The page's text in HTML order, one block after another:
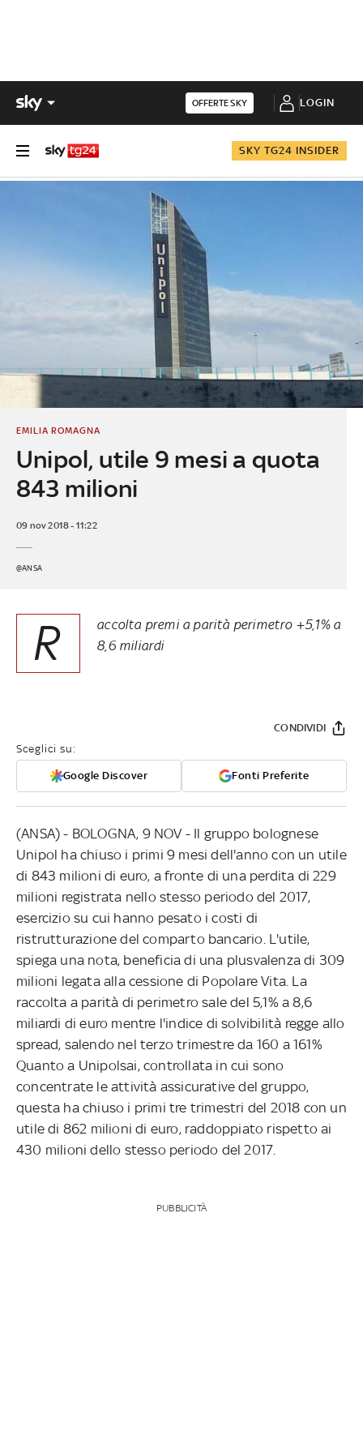
OFFERTE SKY LOGIN
SKY TG24 INSIDER
Unipol, utile 9 mesi a quota
843 milioni
EMILIA ROMAGNA
09 nov 2018 - 11:22
@ANSA
R
accolta premi a parità perimetro +5,1% a
8,6 miliardi
Sceglici su:
Google Discover Fonti Preferite
CONDIVIDI
(ANSA) - BOLOGNA, 9 NOV - Il gruppo bolognese
Unipol ha chiuso i primi 9 mesi dell'anno con un utile
di 843 milioni di euro, a fronte di una perdita di 229
milioni registrata nello stesso periodo del 2017,
esercizio su cui hanno pesato i costi di
ristrutturazione del comparto bancario. L'utile,
spiega una nota, beneficia di una plusvalenza di 309
milioni legata alla cessione di Popolare Vita. La
raccolta a parità di perimetro sale del 5,1% a 8,6
miliardi di euro mentre l'indice di solvibilità regge allo
spread, salendo nel terzo trimestre da 160 a 161%
Quanto a Unipolsai, controllata in cui sono
concentrate le attività assicurative del gruppo,
questa ha chiuso i primi tre trimestri del 2018 con un
utile di 862 milioni di euro, raddoppiato rispetto ai
430 milioni dello stesso periodo del 2017.
PUBBLICITÀ